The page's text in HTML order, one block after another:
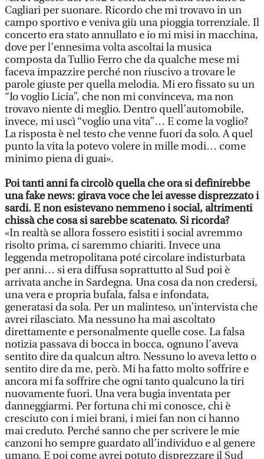
Cagliari per suonare. Ricordo che mi trovavo in un
campo sportivo e veniva giù una pioggia torrenziale. Il
concerto era stato annullato e io mi misi in macchina,
dove per l’ennesima volta ascoltai la musica
composta da Tullio Ferro che da qualche mese mi
faceva impazzire perché non riuscivo a trovare le
parole giuste per quella melodia. Mi ero fissato su un
“Io voglio Licia”, che non mi convinceva, ma non
trovavo niente di meglio. Dentro quell’automobile,
invece, mi uscì “voglio una vita”… E come la voglio?
La risposta è nel testo che venne fuori da solo. A quel
punto la vita la potevo volere in mille modi… come
minimo piena di guai».
Poi tanti anni fa circolò quella che ora si definirebbe
una fake news: girava voce che lei avesse disprezzato i
sardi. E non esistevano nemmeno i social, altrimenti
chissà che cosa si sarebbe scatenato. Si ricorda?
«In realtà se allora fossero esistiti i social avremmo
risolto prima, ci saremmo chiariti. Invece una
leggenda metropolitana poté circolare indisturbata
per anni… si era diffusa soprattutto al Sud poi è
arrivata anche in Sardegna. Una cosa da non credersi,
una vera e propria bufala, falsa e infondata,
generatasi da sola. Per un malinteso, un’intervista che
avrei rilasciato. Ma nessuno ha mai ascoltato
direttamente e personalmente quelle cose. La falsa
notizia passava di bocca in bocca, ognuno l’aveva
sentito dire da qualcun altro. Nessuno lo aveva letto o
sentito dire da me, però. Mi ha fatto molto soffrire e
ancora mi fa soffrire che ogni tanto qualcuno la tiri
nuovamente fuori. Una vera bugia inventata per
danneggiarmi. Per fortuna chi mi conosce, chi è
cresciuto con i miei brani, i miei fan non ci hanno
mai creduto. Perché sanno che per scrivere le mie
canzoni ho sempre guardato all’individuo e al genere
umano. E poi come avrei potuto disprezzare il Sud